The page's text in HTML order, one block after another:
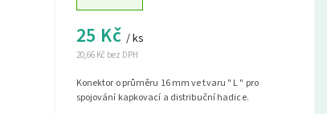
20,66 Kč bez DPH
25 Kč / ks
Konektor o průměru 16 mm ve tvaru " L " pro
spojování kapkovací a distribuční hadice.